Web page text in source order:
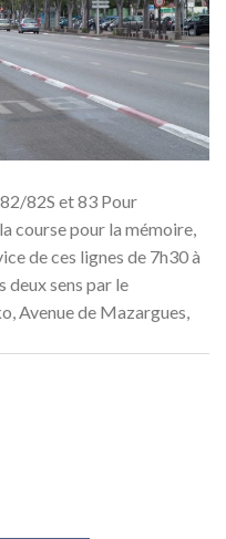
82S et 83 Pour
course pour la mémoire,
de ces lignes de 7h30 à
deux sens par le
Avenue de Mazargues,